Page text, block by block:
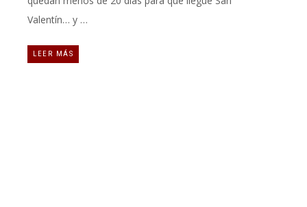
Valentín… y …
LEER MÁS